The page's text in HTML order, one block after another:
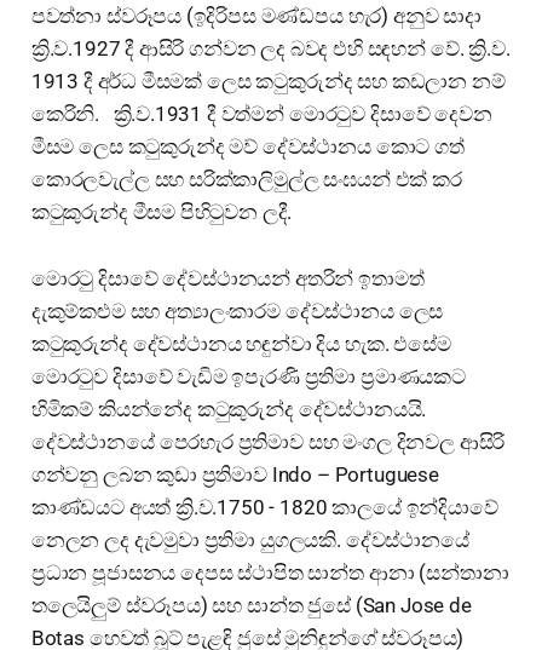
පවත්නා ස්වරූපය (ඉදිරිපස මණ්ඩපය හැර) අනුව සාදා
ක්‍රි.ව.1927 දී ආසිරි ගන්වන ලද බවද එහි සඳහන් වේ. ක්‍රි.ව.
1913 දී අර්ධ මීසමක් ලෙස කටුකුරුන්ද සහ කඩලාන නම්
කෙරිනි. ක්‍රි.ව.1931 දී වත්මන් මොරටුව දිසාවේ දෙවන
මීසම ලෙස කටුකුරුන්ද මව් දේවස්ථානය කොට ගත්
කොරලවැල්ල සහ සරික්කාලිමුල්ල සංඝයන් එක් කර
කටුකුරුන්ද මීසම පිහිටුවන ලදී.
මොරටු දිසාවේ දේවස්ථානයන් අතරින් ඉතාමත්
දැකුම්කළුම සහ අත්‍යාලංකාරම දේවස්ථානය ලෙස
කටුකුරුන්ද දේවස්ථානය හඳුන්වා දිය හැක. එසේම
මොරටුව දිසාවේ වැඩිම ඉපැරණි ප්‍රතිමා ප්‍රමාණයකට
හිමිකම් කියන්නේද කටුකුරුන්ද දේවස්ථානයයි.
දේවස්ථානයේ පෙරහැර ප්‍රතිමාව සහ මංගල දිනවල ආසිරි
ගන්වනු ලබන කුඩා ප්‍රතිමාව Indo – Portuguese
කාණ්ඩයට අයත් ක්‍රි.ව.1750 - 1820 කාලයේ ඉන්දියාවේ
නෙලන ලද දැවමුවා ප්‍රතිමා යුගලයකි. දේවස්ථානයේ
ප්‍රධාන පූජාසනය දෙපස ස්ථාපිත සාන්ත ආනා (සන්තානා
තලෙයිලුම් ස්වරූපය) සහ සාන්ත ජුසේ (San Jose de
Botas හෙවත් බූට් පැළඳි ජුසේ මුනිඳුන්ගේ ස්වරූපය)